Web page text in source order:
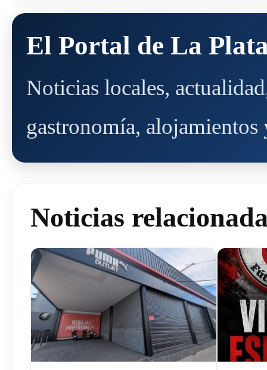
El Portal de La
Noticias locales,
gastronomía,
Noticias